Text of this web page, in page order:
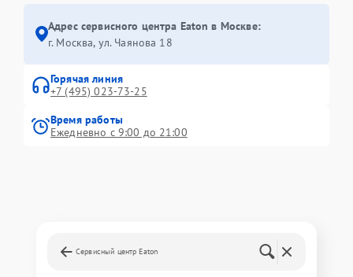
Адрес сервисного центра Eaton в Москве:
г. Москва, ул. Чаянова 18
Горячая линия
+7 (495) 023-73-25
Время работы
Ежедневно с 9:00 до 21:00
Сервисный центр Eaton